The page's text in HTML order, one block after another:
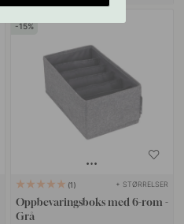
15
1 + STØRRELSER
Oppbevaringsboks med 6-rom -
Grå